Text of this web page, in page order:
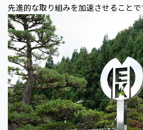
先進的な取り組みを加速させることで